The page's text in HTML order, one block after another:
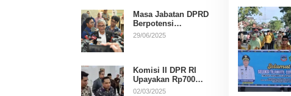
Masa Jabatan DPRD
Berpotensi
Diperpanjang, Aria
29/06/2025
Komisi II DPR RI
Upayakan Rp700
Miliar dari APBN
02/03/2025